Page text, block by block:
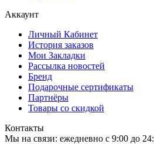
Аккаунт
Личный Кабинет
История заказов
Мои Закладки
Рассылка новостей
Бренд
Подарочные сертификаты
Партнёры
Товары со скидкой
Контакты
Мы на связи: ежедневно с 9:00 до